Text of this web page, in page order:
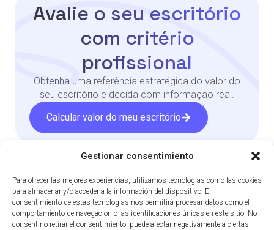
Gestionar consentimiento
Para ofrecer las mejores experiencias, utilizamos tecnologías como las cookies
para almacenar y/o acceder a la información del dispositivo. El
consentimiento de estas tecnologías nos permitirá procesar datos como el
comportamiento de navegación o las identificaciones únicas en este sitio. No
consentir o retirar el consentimiento, puede afectar negativamente a ciertas
Avalie o seu escritório
com critério
profissional
Obtenha uma referência estratégica do valor do
seu escritório e decida com informação real.
Calcular valor do meu escritório
Contato